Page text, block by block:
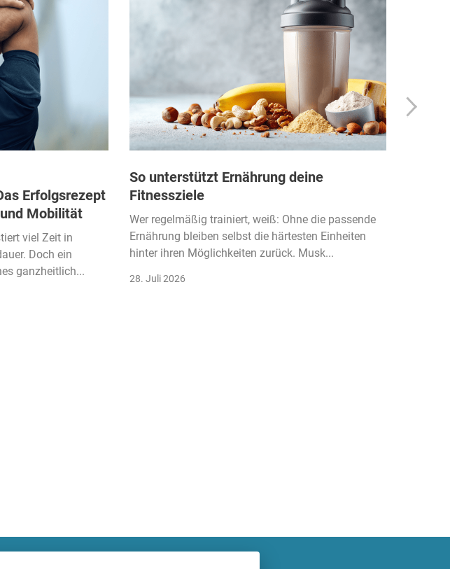
Erfolgsrezept
Mobilität
viel Zeit in
Doch ein
ganzheitlich...
So unterstützt Ernährung deine
Fitnessziele
Wer regelmäßig trainiert, weiß: Ohne die passende
Ernährung bleiben selbst die härtesten Einheiten
hinter ihren Möglichkeiten zurück. Musk...
28. Juli 2026